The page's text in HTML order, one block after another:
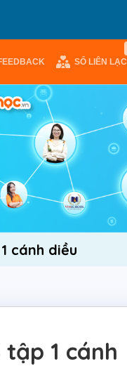
SỔ LIÊN LẠC
cánh diều
1 cánh